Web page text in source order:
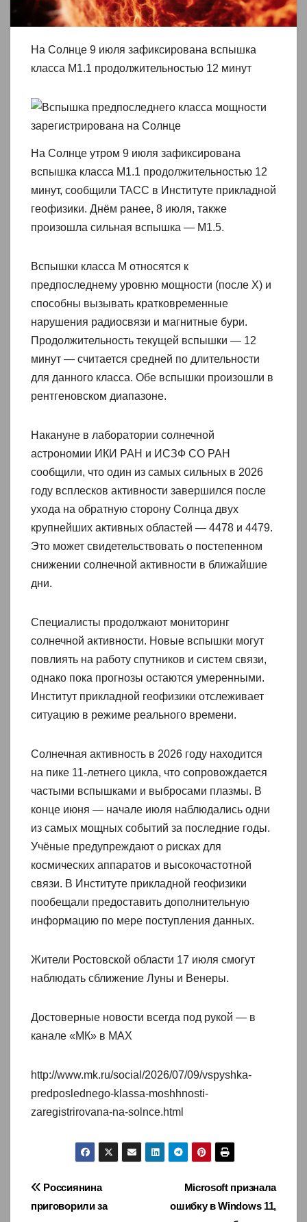
На Солнце 9 июля зафиксирована вспышка
класса M1.1 продолжительностью 12 минут
На Солнце утром 9 июля зафиксирована
вспышка класса M1.1 продолжительностью 12
минут, сообщили ТАСС в Институте прикладной
геофизики. Днём ранее, 8 июля, также
произошла сильная вспышка — M1.5.
Вспышки класса M относятся к
предпоследнему уровню мощности (после X) и
способны вызывать кратковременные
нарушения радиосвязи и магнитные бури.
Продолжительность текущей вспышки — 12
минут — считается средней по длительности
для данного класса. Обе вспышки произошли в
рентгеновском диапазоне.
Накануне в лаборатории солнечной
астрономии ИКИ РАН и ИСЗФ СО РАН
сообщили, что один из самых сильных в 2026
году всплесков активности завершился после
ухода на обратную сторону Солнца двух
крупнейших активных областей — 4478 и 4479.
Это может свидетельствовать о постепенном
снижении солнечной активности в ближайшие
дни.
Специалисты продолжают мониторинг
солнечной активности. Новые вспышки могут
повлиять на работу спутников и систем связи,
однако пока прогнозы остаются умеренными.
Институт прикладной геофизики отслеживает
ситуацию в режиме реального времени.
Солнечная активность в 2026 году находится
на пике 11-летнего цикла, что сопровождается
частыми вспышками и выбросами плазмы. В
конце июня — начале июля наблюдались одни
из самых мощных событий за последние годы.
Учёные предупреждают о рисках для
космических аппаратов и высокочастотной
связи. В Институте прикладной геофизики
пообещали предоставить дополнительную
информацию по мере поступления данных.
Жители Ростовской области 17 июля смогут
наблюдать сближение Луны и Венеры.
Достоверные новости всегда под рукой — в
канале «МК» в MAX
http://www.mk.ru/social/2026/07/09/vspyshka-
predposlednego-klassa-moshhnosti-
zaregistrirovana-na-solnce.html
Навигация
Microsoft признала
ошибку в Windows 11,
Россиянина
приговорили за